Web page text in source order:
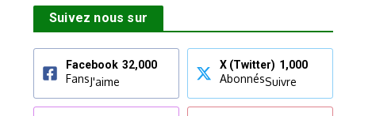
Suivez nous sur
Facebook 32,000
FansJ'aime
X (Twitter) 1,000
AbonnésSuivre